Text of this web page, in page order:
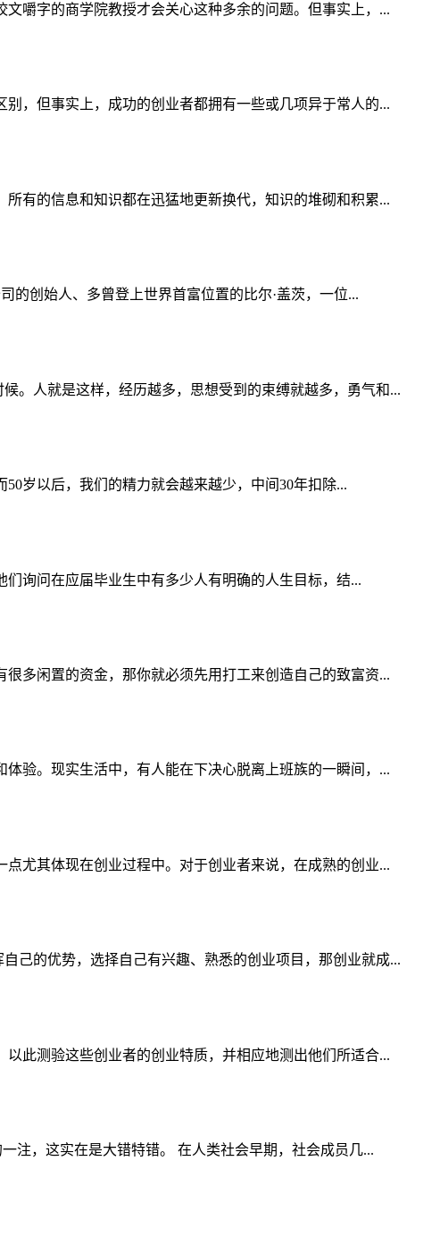
嚼字的商学院教授才会关心这种多余的问题。但事实上，...
，但事实上，成功的创业者都拥有一些或几项异于常人的...
有的信息和知识都在迅猛地更新换代，知识的堆砌和积累...
的创始人、多曾登上世界首富位置的比尔·盖茨，一位...
。人就是这样，经历越多，思想受到的束缚就越多，勇气和...
岁以后，我们的精力就会越来越少，中间30年扣除...
询问在应届毕业生中有多少人有明确的人生目标，结...
多闲置的资金，那你就必须先用打工来创造自己的致富资...
验。现实生活中，有人能在下决心脱离上班族的一瞬间，...
尤其体现在创业过程中。对于创业者来说，在成熟的创业...
己的优势，选择自己有兴趣、熟悉的创业项目，那创业就成...
此测验这些创业者的创业特质，并相应地测出他们所适合...
注，这实在是大错特错。 在人类社会早期，社会成员几...